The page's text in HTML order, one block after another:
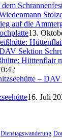
13.
Hüttenflair
16. Juli
Dienstagswanderung